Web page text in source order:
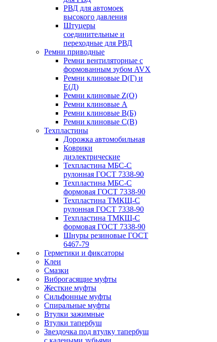
РВД для автомоек
высокого давления
Штуцеры
соединительные и
переходные для РВД
Ремни приводные
Ремни вентиляторные с
формованным зубом AVX
Ремни клиновые D(Г) и
Е(Д)
Ремни клиновые Z(О)
Ремни клиновые А
Ремни клиновые В(Б)
Ремни клиновые С(В)
Техпластины
Дорожка автомобильная
Коврики
диэлектрические
Техпластина МБС-С
рулонная ГОСТ 7338-90
Техпластина МБС-С
формовая ГОСТ 7338-90
Техпластина ТМКЩ-С
рулонная ГОСТ 7338-90
Техпластина ТМКЩ-С
формовая ГОСТ 7338-90
Шнуры резиновые ГОСТ
6467-79
Герметики и фиксаторы
Клеи
Смазки
Виброгасящие муфты
Жесткие муфты
Сильфонные муфты
Спиральные муфты
Втулки зажимные
Втулки тапербуш
Звездочка под втулку тапербуш
c калеными зубьями